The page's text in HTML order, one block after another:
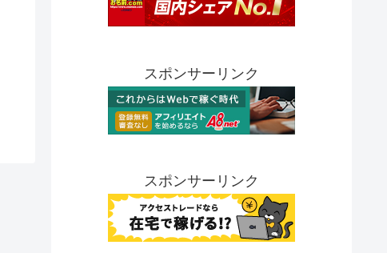
スポンサーリンク
スポンサーリンク